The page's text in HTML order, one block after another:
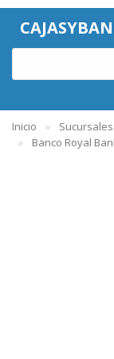
Inicio
Sucursales
Banco Royal